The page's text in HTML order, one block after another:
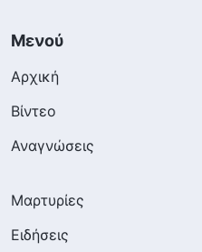
Μενού
Αρχική
Βίντεο
Αναγνώσεις
Μαρτυρίες
Ειδήσεις